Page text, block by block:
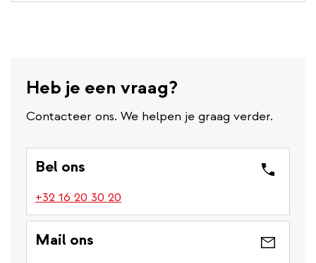
t
Heb je een vraag?
Contacteer ons. We helpen je graag verder.
Bel ons
+32 16 20 30 20
is
Mail ons